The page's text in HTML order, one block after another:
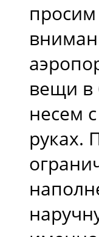
просим
вещи в
несем
руках.